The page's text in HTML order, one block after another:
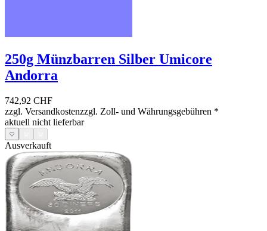
250g Münzbarren Silber Umicore
Andorra
742,92 CHF
zzgl. Versandkostenzzgl. Zoll- und Währungsgebühren *
aktuell nicht lieferbar
Ausverkauft